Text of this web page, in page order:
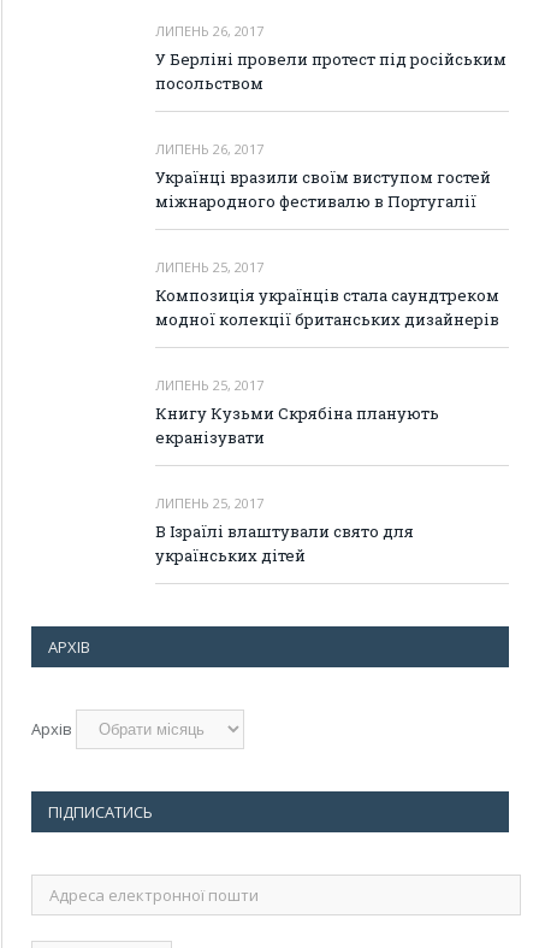
ЛИПЕНЬ 26, 2017
У Берліні провели протест під російським
посольством
ЛИПЕНЬ 26, 2017
Українці вразили своїм виступом гостей
міжнародного фестивалю в Португалії
ЛИПЕНЬ 25, 2017
Композиція українців стала саундтреком
модної колекції британських дизайнерів
ЛИПЕНЬ 25, 2017
Книгу Кузьми Скрябіна планують
екранізувати
ЛИПЕНЬ 25, 2017
В Ізраїлі влаштували свято для
українських дітей
АРХІВ
Архів
ПІДПИСАТИСЬ
Адреса
електронної